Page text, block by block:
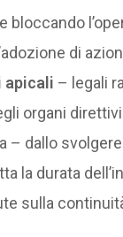
bloccando
di
apicali – legali
organi
– dallo
la durata
sulla